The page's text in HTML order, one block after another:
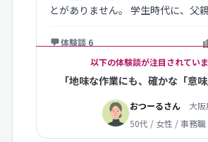
とがありません。 学生時代に、父
体験談 6
以下の体験談が注目されていま
「地味な作業にも、確かな「意味
おつーるさん
大
50代 / 女性 / 事務職